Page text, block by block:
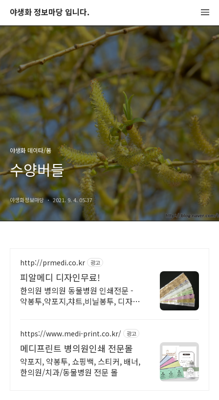
야생화 정보마당 입니다.
야생화 데이타/봄
수양버들
야생화정보마당 2021. 9. 4. 05:37
http://prmedi.co.kr 광고
피알메디 디자인무료!
한의원 병의원 동물병원 인쇄전문 -
약봉투,약포지,챠트,비닐봉투, 디자인
https://www.medi-print.co.kr/ 광고
메디프린트 병의원인쇄 전문몰
약포지, 약봉투, 쇼핑백, 스티커, 배너,
한의원/치과/동물병원 전문 몰